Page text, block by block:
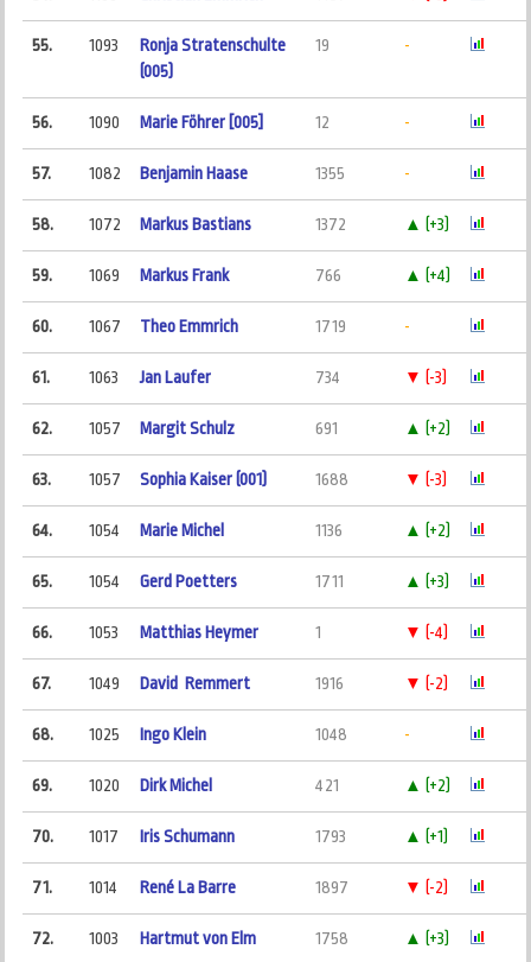
55. 1093
Ronja Stratenschulte
(005)
19 -
56. 1090 Marie Föhrer [005] 12 -
57. 1082 Benjamin Haase 1355 -
58. 1072 Markus Bastians 1372 ▲ (+3)
59. 1069 Markus Frank 766 ▲ (+4)
60. 1067 Theo Emmrich 1719 -
61. 1063 Jan Laufer 734 ▼ (-3)
62. 1057 Margit Schulz 691 ▲ (+2)
63. 1057 Sophia Kaiser (001) 1688 ▼ (-3)
64. 1054 Marie Michel 1136 ▲ (+2)
65. 1054 Gerd Poetters 1711 ▲ (+3)
66. 1053 Matthias Heymer 1 ▼ (-4)
67. 1049 David Remmert 1916 ▼ (-2)
68. 1025 Ingo Klein 1048 -
69. 1020 Dirk Michel 421 ▲ (+2)
70. 1017 Iris Schumann 1793 ▲ (+1)
71. 1014 René La Barre 1897 ▼ (-2)
72. 1003 Hartmut von Elm 1758 ▲ (+3)